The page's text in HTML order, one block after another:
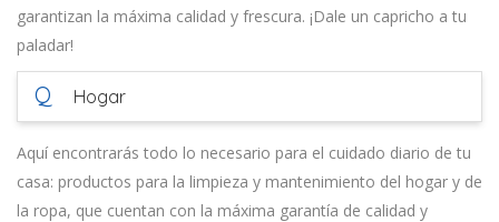
garantizan la máxima calidad y frescura. ¡Dale un capricho a tu
paladar!
Q Hogar
Aquí encontrarás todo lo necesario para el cuidado diario de tu
casa: productos para la limpieza y mantenimiento del hogar y de
la ropa, que cuentan con la máxima garantía de calidad y